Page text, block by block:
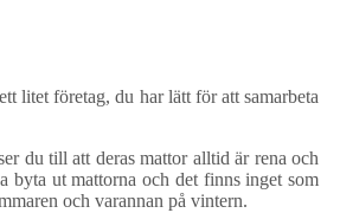
litet företag, du har lätt för att samarbeta
du till att deras mattor alltid är rena och
byta ut mattorna och det finns inget som
och varannan på vintern.